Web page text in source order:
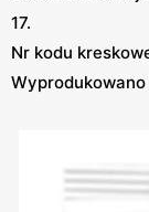
17.
Nr kodu
Wyprodukowano